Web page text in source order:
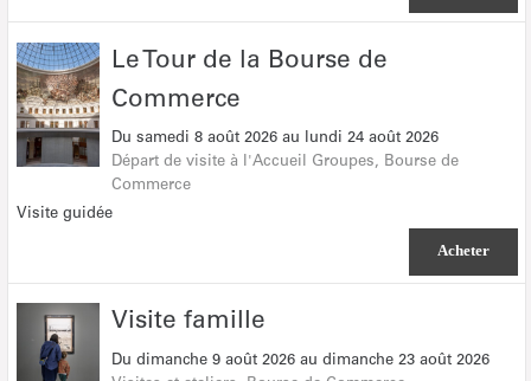
Le
Tour
de
la
Bourse
de
Le Tour de la Bourse de
Commerce
Du samedi 8 août 2026 au lundi 24 août 2026
Départ de visite à l'Accueil Groupes
Bourse de
Commerce
Visite guidée
Acheter
Visite
famille
Visite famille
Du dimanche 9 août 2026 au dimanche 23 août 2026